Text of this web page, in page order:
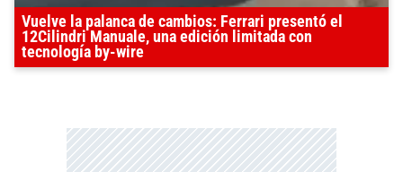
Vuelve la palanca de cambios: Ferrari presentó el
12Cilindri Manuale, una edición limitada con
tecnología by-wire